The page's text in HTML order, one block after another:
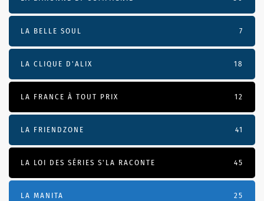
LA BELLE SOUL 7
LA CLIQUE D'ALIX 18
LA FRANCE À TOUT PRIX 12
LA FRIENDZONE 41
LA LOI DES SÉRIES S'LA RACONTE 45
LA MANITA 25